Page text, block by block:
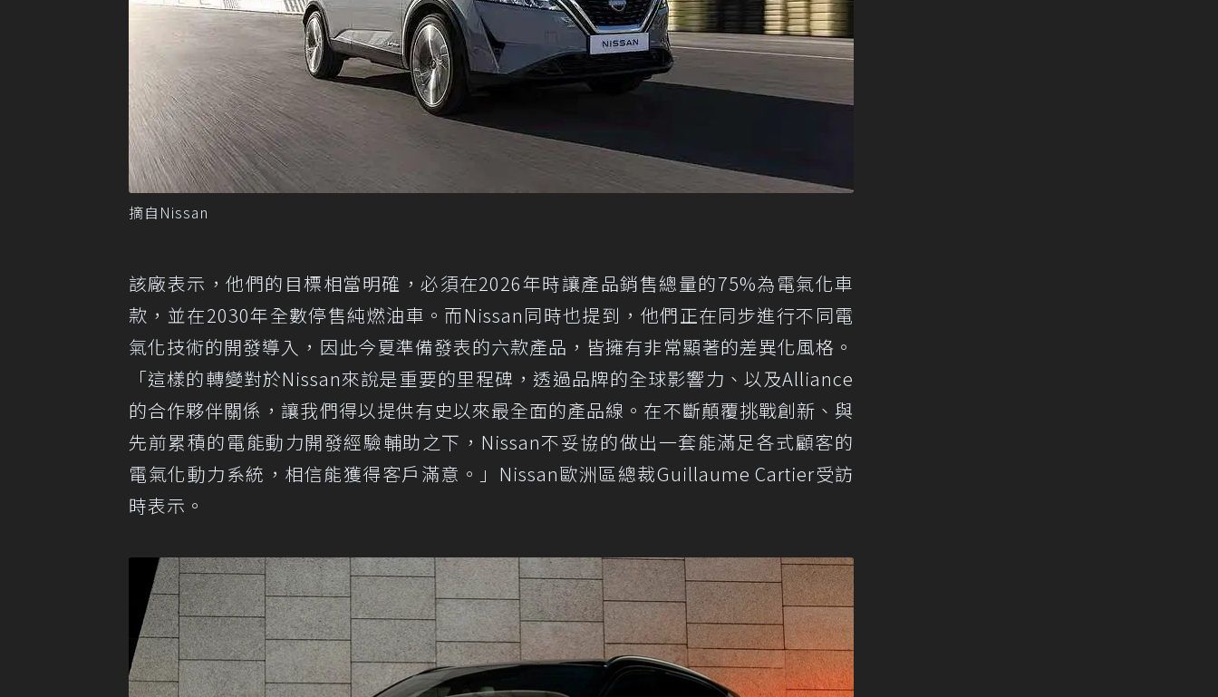
摘自Nissan
該廠表示，他們的目標相當明確，必須在2026年時讓產品銷售總量的75%為電氣化車
款，並在2030年全數停售純燃油車。而Nissan同時也提到，他們正在同步進行不同電
氣化技術的開發導入，因此今夏準備發表的六款產品，皆擁有非常顯著的差異化風格。
「這樣的轉變對於Nissan來說是重要的里程碑，透過品牌的全球影響力、以及Alliance
的合作夥伴關係，讓我們得以提供有史以來最全面的產品線。在不斷顛覆挑戰創新、與
先前累積的電能動力開發經驗輔助之下，Nissan不妥協的做出一套能滿足各式顧客的
電氣化動力系統，相信能獲得客戶滿意。」Nissan歐洲區總裁Guillaume Cartier受訪
時表示。